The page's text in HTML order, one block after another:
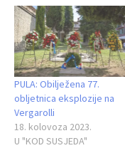
PULA: Obilježena 77.
obljetnica eksplozije na
Vergarolli
18. kolovoza 2023.
U "KOD SUSJEDA"